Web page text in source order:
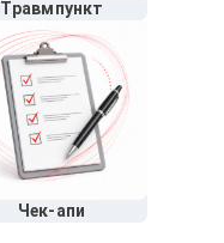
Травмпункт
Чек-апи